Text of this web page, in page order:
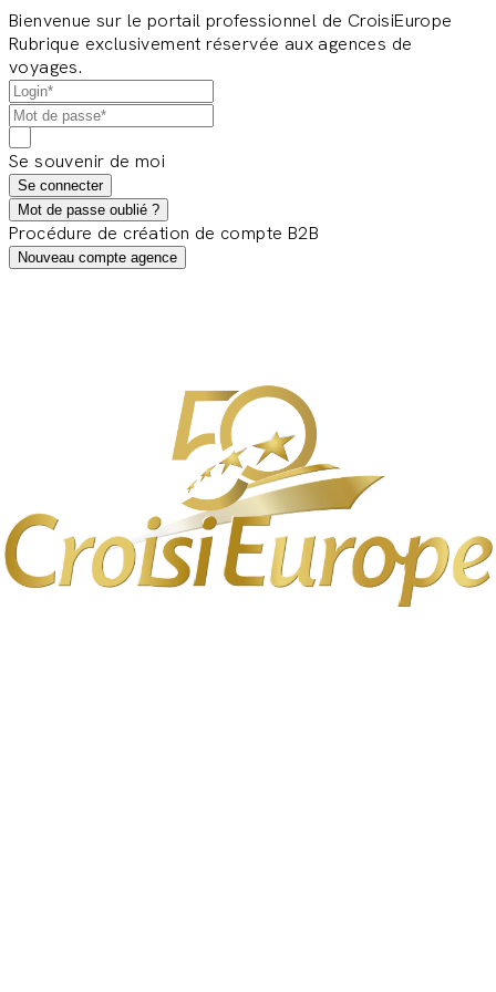
Bienvenue sur le portail professionnel de CroisiEurope
Rubrique exclusivement réservée aux agences de
voyages.
Se souvenir de moi
Se connecter
Mot de passe oublié ?
Procédure de création de compte B2B
Nouveau compte agence